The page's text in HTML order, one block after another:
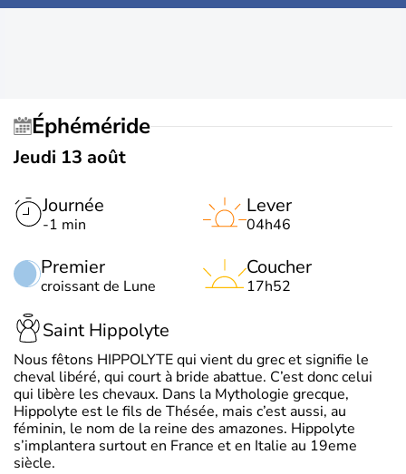
Éphéméride
Jeudi 13 août
Journée
-1 min
Premier
croissant de Lune
Lever
04h46
Coucher
17h52
Saint Hippolyte
Nous fêtons HIPPOLYTE qui vient du grec et signifie le
cheval libéré, qui court à bride abattue. C’est donc celui
qui libère les chevaux. Dans la Mythologie grecque,
Hippolyte est le fils de Thésée, mais c’est aussi, au
féminin, le nom de la reine des amazones. Hippolyte
s’implantera surtout en France et en Italie au 19eme
siècle.